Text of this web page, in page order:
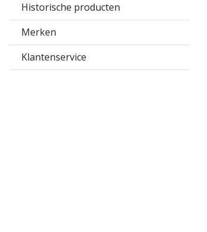
Historische producten
Merken
Klantenservice